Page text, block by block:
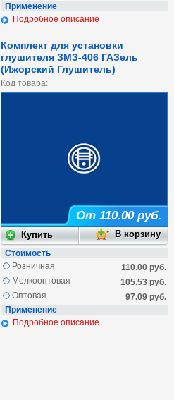
Применение
Подробное описание
Комплект для установки
глушителя ЗМЗ-406 ГАЗель
(Ижорский Глушитель)
Код товара:
От 110.00 руб.
Стоимость
110.00 руб.
Розничная
105.53 руб.
Мелкооптовая
97.09 руб.
Оптовая
Применение
Подробное описание